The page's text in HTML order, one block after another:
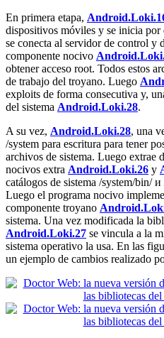
En primera etapa,
dispositivos móviles y se inicia
se conecta al servidor de control y
componente nocivo
obtener acceso root. Todos estos
de trabajo del troyano. Luego
exploits de forma consecutiva y,
del sistema Android.Loki.28.
A su vez, Android.Loki.28, una
/system para escritura para tener
archivos de sistema. Luego extrae
nocivos extra Android.Loki.26 y
catálogos de sistema /system/bin/
Luego el programa nocivo
componente troyano
sistema. Una vez modificada la
Android.Loki.27 se vincula a la
sistema operativo la usa. En las
un ejemplo de cambios realizado